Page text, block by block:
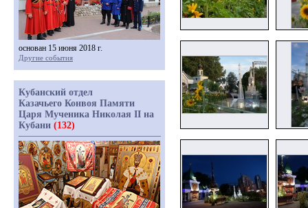
основан 15 июня 2018 г.
Другие события
Кубанский отдел
Казачьего Конвоя Памяти
Царя Мученика Николая II на
Кубани (132)